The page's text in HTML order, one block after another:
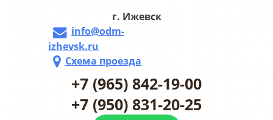
г. Ижевск
info@odm-
izhevsk.ru
Схема проезда
+7 (965) 842-19-00
+7 (950) 831-20-25